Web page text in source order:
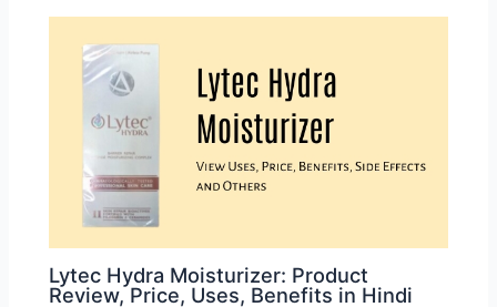
Lytec Hydra Moisturizer: Product
Review, Price, Uses, Benefits in Hindi